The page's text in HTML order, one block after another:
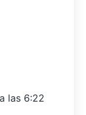
las 6:22